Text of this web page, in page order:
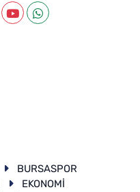
BURSASPOR
EKONOMİ